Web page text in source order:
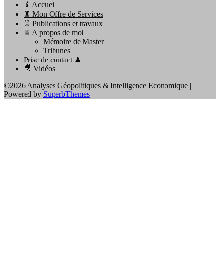
♝ Accueil
♜ Mon Offre de Services
♖ Publications et travaux
♕ A propos de moi
Mémoire de Master
Tribunes
Prise de contact ♟
🎥 Vidéos
©2026 Analyses Géopolitiques & Intelligence Economique |
Powered by SuperbThemes